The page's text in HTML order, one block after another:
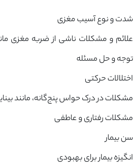
شدت و نوع آسیب مغزی
علائم و مشکلات ناشی از ضربه مغزی
توجه و حل مسئله
اختلالات حرکتی
مشکلات در درک حواس پنج‌گانه، مانند
مشکلات رفتاری و عاطفی
سن بیمار
انگیزه بیمار برای بهبودی